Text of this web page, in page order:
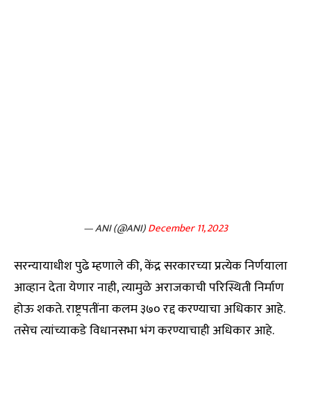
— ANI (@ANI)December 11, 2023
सरन्यायाधीश पुढे म्हणाले की, केंद्र सरकारच्या प्रत्येक निर्णयाला
आव्हान देता येणार नाही, त्यामुळे अराजकाची परिस्थिती निर्माण
होऊ शकते. राष्ट्रपतींना कलम ३७० रद्द करण्याचा अधिकार आहे.
तसेच त्यांच्याकडे विधानसभा भंग करण्याचाही अधिकार आहे.